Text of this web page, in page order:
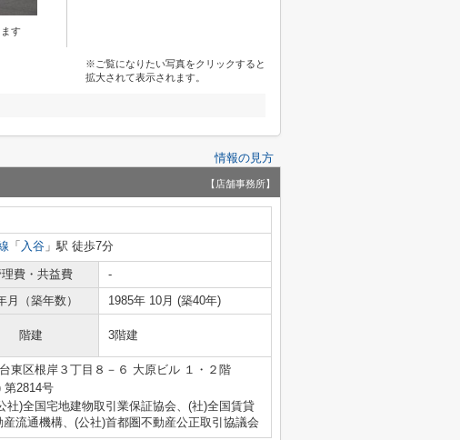
す
※ご覧になりたい写真をクリックすると
拡大されて表示されます。
情報の見方
【店舗事務所】
「 入谷 」駅 徒歩7分
費・共益費
-
月（築年数） 1985年 10月 (築40年)
階建 3階建
東区根岸３丁目８－６ 大原ビル １・２階
第2814号
社)全国宅地建物取引業保証協会、(社)全国賃貸
流通機構、(公社)首都圏不動産公正取引協議会